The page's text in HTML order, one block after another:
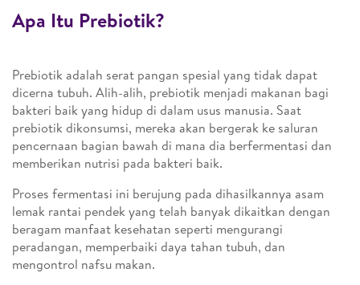
Apa Itu Prebiotik?
Prebiotik adalah serat pangan spesial yang tidak dapat
dicerna tubuh. Alih-alih, prebiotik menjadi makanan bagi
bakteri baik yang hidup di dalam usus manusia. Saat
prebiotik dikonsumsi, mereka akan bergerak ke saluran
pencernaan bagian bawah di mana dia berfermentasi dan
memberikan nutrisi pada bakteri baik.
Proses fermentasi ini berujung pada dihasilkannya asam
lemak rantai pendek yang telah banyak dikaitkan dengan
beragam manfaat kesehatan seperti mengurangi
peradangan, memperbaiki daya tahan tubuh, dan
mengontrol nafsu makan.